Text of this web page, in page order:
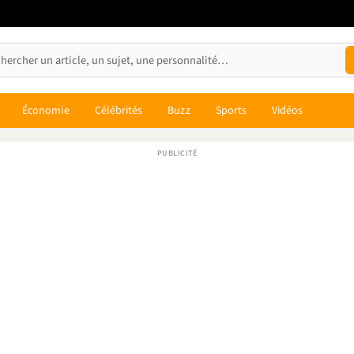
Économie Célébrités Buzz Sports Vidéos